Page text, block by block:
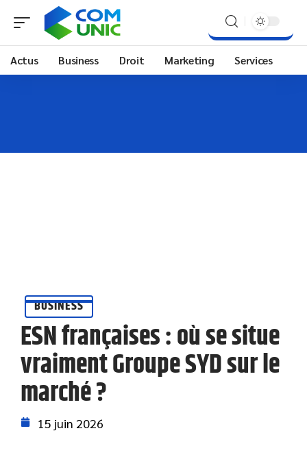
Actus Business Droit Marketing Services
BUSINESS
ESN françaises : où se situe
vraiment Groupe SYD sur le
marché ?
15 juin 2026